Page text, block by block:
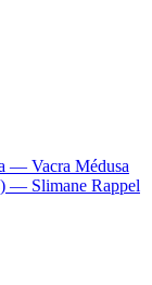
— Vacra Médusa
— Slimane Rappel